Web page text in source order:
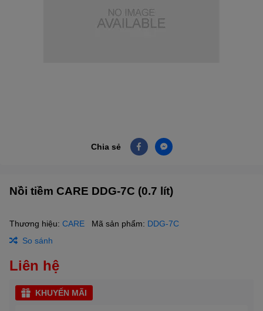
Chia sẻ
Nồi tiềm CARE DDG-7C (0.7 lít)
Thương hiệu: CARE Mã sản phẩm: DDG-7C
So sánh
Liên hệ
KHUYẾN MÃI